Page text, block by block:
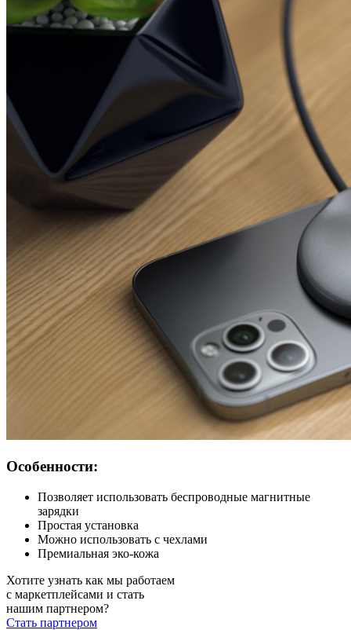
Особенности:
Позволяет использовать беспроводные магнитные
зарядки
Простая установка
Можно использовать с чехлами
Премиальная эко-кожа
Хотите узнать как мы работаем
с маркетплейсами и стать
нашим партнером?
Стать партнером